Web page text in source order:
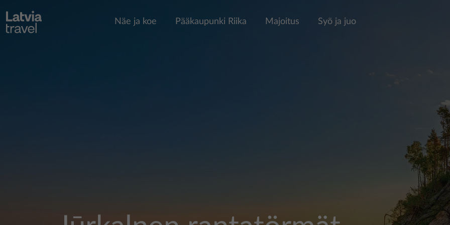
Näe ja koe Pääkaupunki Riika Majoitus Syö ja juo